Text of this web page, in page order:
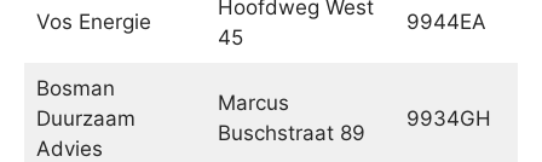
Vos Energie
Hoofdweg West
45
9944EA
Bosman
Duurzaam
Advies
Marcus
Buschstraat 89
9934GH